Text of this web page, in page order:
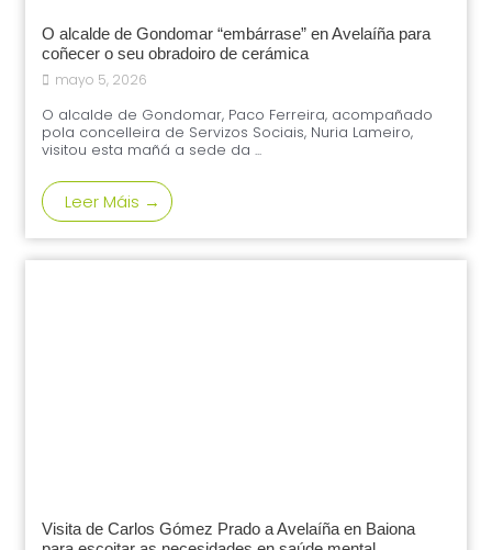
O alcalde de Gondomar “embárrase” en Avelaíña para
coñecer o seu obradoiro de cerámica
mayo 5, 2026
O alcalde de Gondomar, Paco Ferreira, acompañado
pola concelleira de Servizos Sociais, Nuria Lameiro,
visitou esta mañá a sede da ...
Leer Máis →
Visita de Carlos Gómez Prado a Avelaíña en Baiona